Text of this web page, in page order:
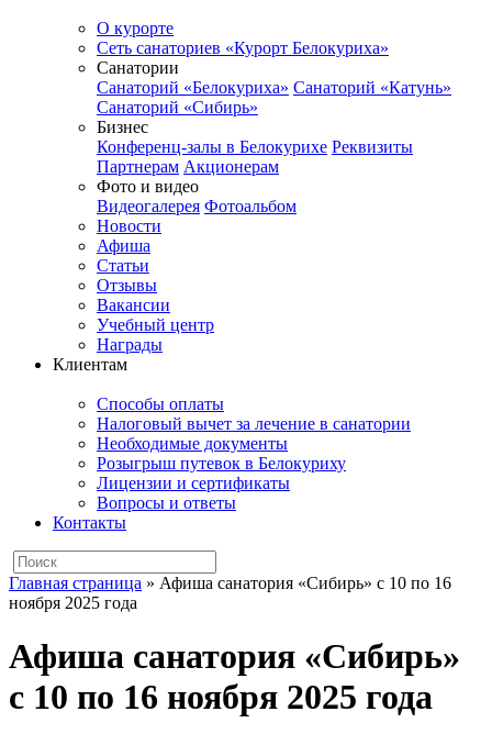
О курорте
Сеть санаториев «Курорт Белокуриха»
Санатории
Санаторий «Белокуриха» Санаторий «Катунь»
Санаторий «Сибирь»
Бизнес
Конференц-залы в Белокурихе Реквизиты
Партнерам Акционерам
Фото и видео
Видеогалерея Фотоальбом
Новости
Афиша
Статьи
Отзывы
Вакансии
Учебный центр
Награды
Клиентам
Способы оплаты
Налоговый вычет за лечение в санатории
Необходимые документы
Розыгрыш путевок в Белокуриху
Лицензии и сертификаты
Вопросы и ответы
Контакты
Главная страница » Афиша санатория «Сибирь» с 10 по 16
ноября 2025 года
Афиша санатория «Сибирь»
с 10 по 16 ноября 2025 года